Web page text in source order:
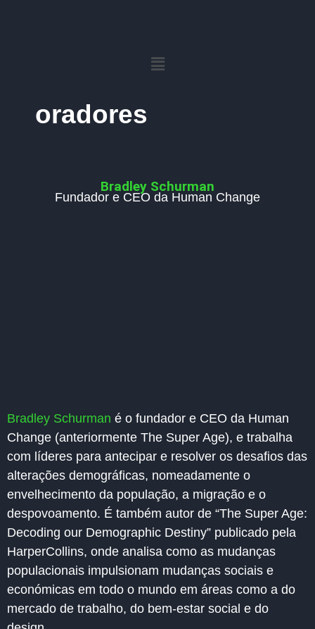
oradores
Bradley Schurman
Fundador e CEO da Human Change
Bradley Schurman é o fundador e CEO da Human
Change (anteriormente The Super Age), e trabalha
com líderes para antecipar e resolver os desafios das
alterações demográficas, nomeadamente o
envelhecimento da população, a migração e o
despovoamento. É também autor de “The Super Age:
Decoding our Demographic Destiny” publicado pela
HarperCollins, onde analisa como as mudanças
populacionais impulsionam mudanças sociais e
económicas em todo o mundo em áreas como a do
mercado de trabalho, do bem-estar social e do